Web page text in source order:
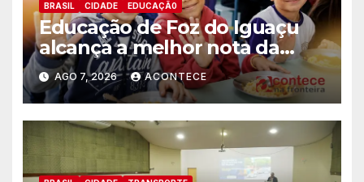
BRASIL CIDADE EDUCAÇÃ0
Educação de Foz do Iguaçu
alcança a melhor nota da
história no IDEB
AGO 7, 2026 ACONTECE